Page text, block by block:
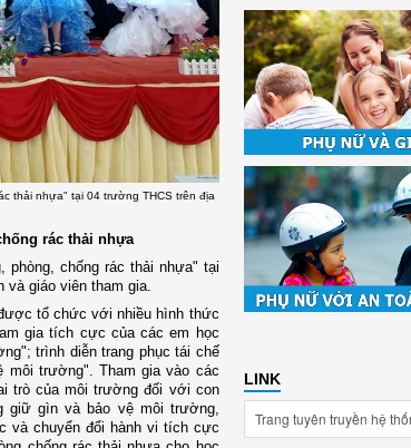
thải nhựa" tại 04 trường THCS trên địa
rác thải nhựa
phòng, chống rác thải nhựa" tại
và giáo viên tham gia.
tổ chức với nhiều hình thức
gia tích cực của các em học
trình diễn trang phục tái chế
trường". Tham gia vào các
trò của môi trường đối với con
giữ gìn và bảo vệ môi trường,
và chuyển đổi hành vi tích cực
LINK